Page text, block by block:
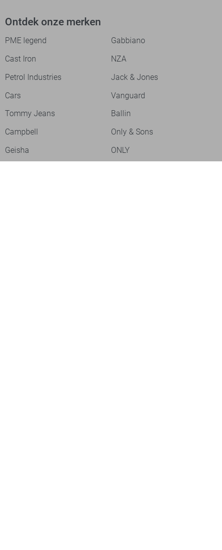
Ontdek onze merken
PME legend
Gabbiano
Cast Iron
NZA
Petrol Industries
Jack & Jones
Cars
Vanguard
Tommy Jeans
Ballin
Campbell
Only & Sons
Geisha
ONLY